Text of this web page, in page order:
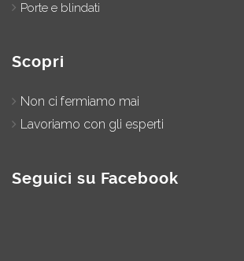
Porte e blindati
Scopri
Non ci fermiamo mai
Lavoriamo con gli esperti
Seguici su Facebook